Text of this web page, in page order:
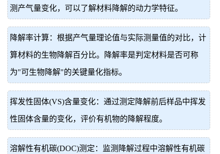
测产气量变化，可以了解材料降解的动力学特征。
降解率计算：根据产气量理论值与实际测量值的对比，计
算材料的生物降解百分比。降解率是判定材料是否可称
为"可生物降解"的关键量化指标。
挥发性固体(VS)含量变化：通过测定降解前后样品中挥发
性固体含量的变化，评价有机物的降解程度。
溶解性有机碳(DOC)测定：监测降解过程中溶解性有机碳